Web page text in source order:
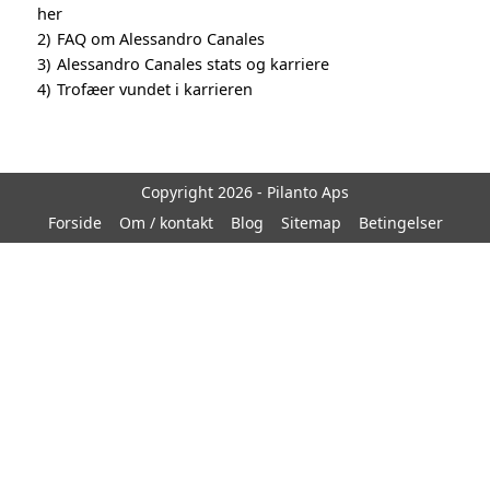
her
2) FAQ om Alessandro Canales
3) Alessandro Canales stats og karriere
4) Trofæer vundet i karrieren
Copyright 2026 - Pilanto Aps
Forside
Om / kontakt Blog Sitemap Betingelser